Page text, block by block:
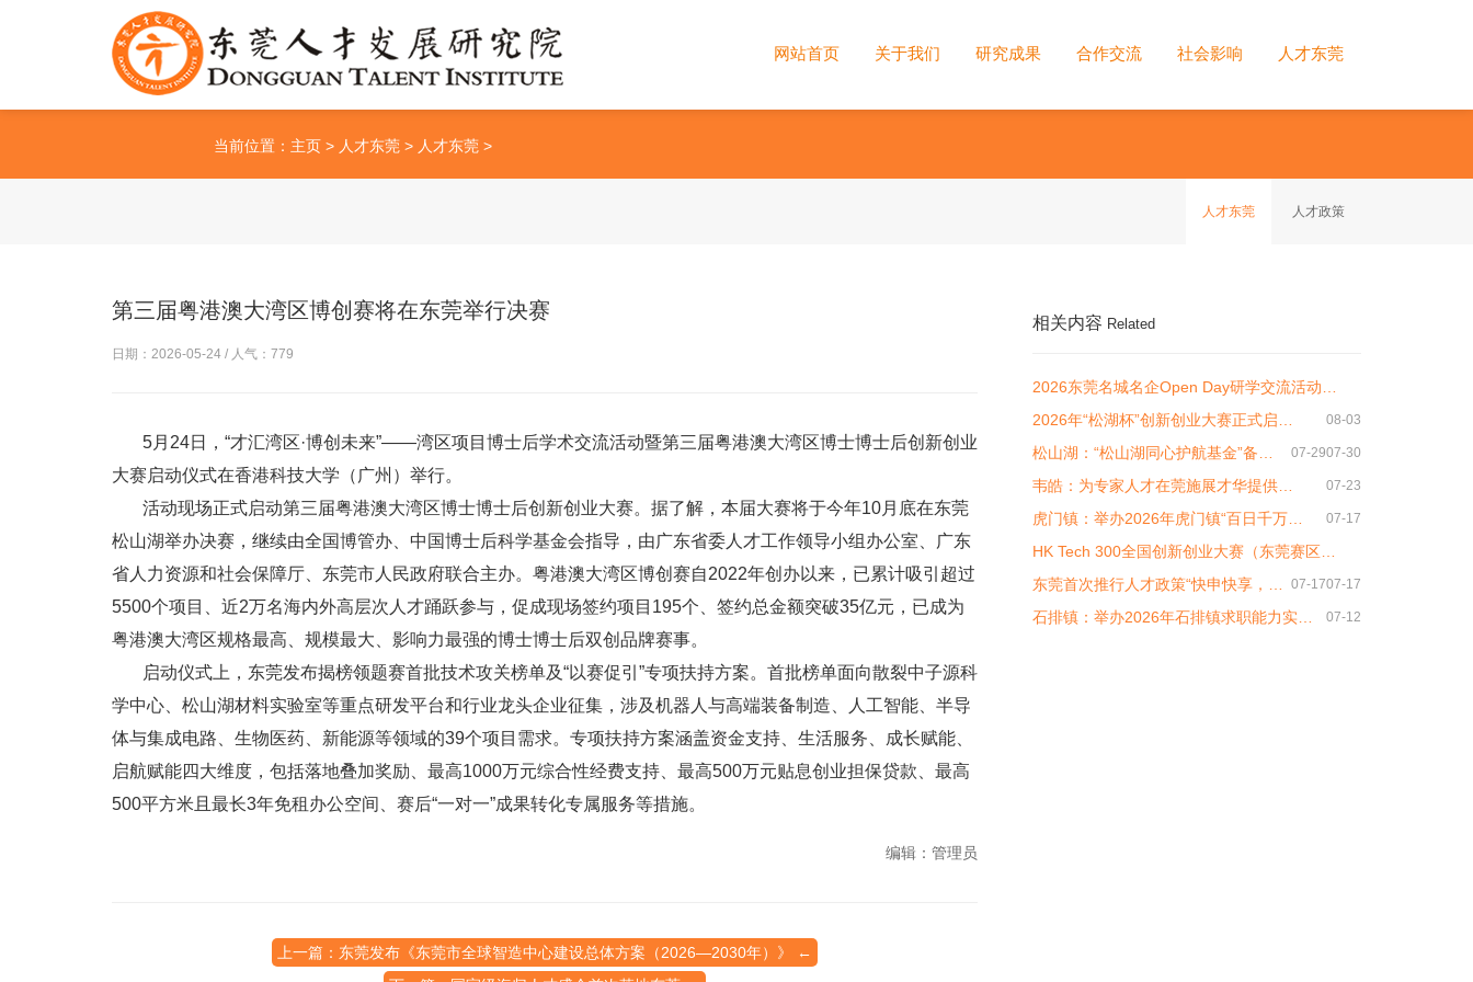
网站首页 关于我们 研究成果 合作交流 社会影响 人才东莞
当前位置： 主页 > 人才东莞 > 人才东莞 >
人才东莞 人才政策
第三届粤港澳大湾区博创赛将在东莞举行决赛
日期：2026-05-24 / 人气： 779
5月24日，“才汇湾区·博创未来”——湾区项目博士后学术交流活动暨第三届粤港澳大湾区博士博士后创新创业
大赛启动仪式在香港科技大学（广州）举行。
活动现场正式启动第三届粤港澳大湾区博士博士后创新创业大赛。据了解，本届大赛将于今年10月底在东莞
松山湖举办决赛，继续由全国博管办、中国博士后科学基金会指导，由广东省委人才工作领导小组办公室、广东
省人力资源和社会保障厅、东莞市人民政府联合主办。粤港澳大湾区博创赛自2022年创办以来，已累计吸引超过
5500个项目、近2万名海内外高层次人才踊跃参与，促成现场签约项目195个、签约总金额突破35亿元，已成为
粤港澳大湾区规格最高、规模最大、影响力最强的博士博士后双创品牌赛事。
启动仪式上，东莞发布揭榜领题赛首批技术攻关榜单及“以赛促引”专项扶持方案。首批榜单面向散裂中子源科
学中心、松山湖材料实验室等重点研发平台和行业龙头企业征集，涉及机器人与高端装备制造、人工智能、半导
体与集成电路、生物医药、新能源等领域的39个项目需求。专项扶持方案涵盖资金支持、生活服务、成长赋能、
启航赋能四大维度，包括落地叠加奖励、最高1000万元综合性经费支持、最高500万元贴息创业担保贷款、最高
500平方米且最长3年免租办公空间、赛后“一对一”成果转化专属服务等措施。
编辑：管理员
上一篇：东莞发布《东莞市全球智造中心建设总体方案（2026—2030年）》 ←
相关内容 Related
2026东莞名城名企Open Day研学交流活动…
08-03
2026年“松湖杯”创新创业大赛正式启…
07-30
松山湖：“松山湖同心护航基金”备… 07-29
韦皓：为专家人才在莞施展才华提供… 07-23
虎门镇：举办2026年虎门镇“百日千万… 07-17
HK Tech 300全国创新创业大赛（东莞赛区…
07-17
东莞首次推行人才政策“快申快享，… 07-17
石排镇：举办2026年石排镇求职能力实… 07-12